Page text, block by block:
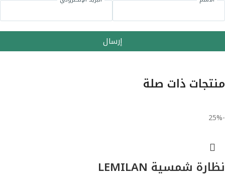
إرسال
منتجات ذات صلة
-25%
نظارة شمسية LEMILAN